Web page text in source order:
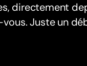
directement
Juste un